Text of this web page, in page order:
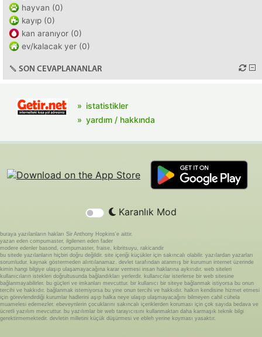
hayvan (0)
kayıp (0)
kan aranıyor (0)
ev/kalacak yer (0)
SON CEVAPLANANLAR
istatistikler
yardım / hakkında
Karanlık Mod
buraya yazılanların hakları Sir Anthony Hopkins'e aittir.
yazan eden compumaster, ilgilenen eden fader
modere edenler basond, compumaster, fraise, kibritsuyu, rakicandir
bu sitede yazılanların hiçbiri doğru değildir. site içeriği küçükler için sakıncalı olabilir. yazılardan yazarları
sorumludur. kaynak göstermeden alıntılanamaz. devlet tarafından atanmış bir kurumun internet üzerinde
kimin hangi bilgiye ulaşıp ulaşamayacağına karar vermesi insan haklarına aykırıdır. web siteleri
kullanıcıların istekleri doğrultusunda bağlandıkları yerlerdir. kullanıcılar isterlerse bir web sitesine
bağlanmayabilirler. bu güçleri ve imkanları mevcuttur. bir kullanıcı bir siteye bağlanmak istiyorsa bu onun
tercihi ve hakkıdır. bağlanmak istemiyorsa bu yine onun tercihi ve hakkıdır. halkın kendisine hizmet etmesi
için görevlendirdiği kurumlar hadlerini aşıp halka neye ulaşıp ulaşmayacağını bilmeyen cahil cühela
muamelesi edemezler. ebeveynlerin çocuklarını sakıncalı içeriklerden koruması için çok sayıda bedava ve
ücretli yazılım mevcuttur. bu yazılımlar bir web tarayıcısını kullanmaktan daha karmaşık teknik bilgi
gerektirmemektedir. devletin milletini küçük düşürmesi ve ebleh yerine koyması yasaktır.